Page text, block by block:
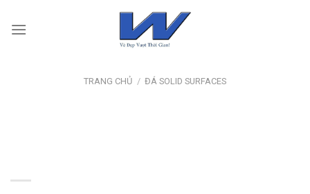
TRANG CHỦ / ĐÁ SOLID SURFACES